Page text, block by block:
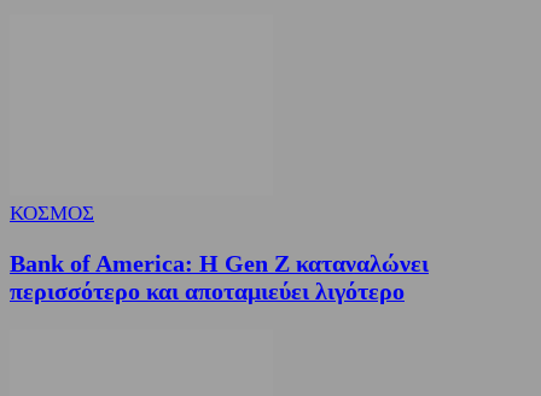
ΚΟΣΜΟΣ
Bank of America: Η Gen Z καταναλώνει
περισσότερο και αποταμιεύει λιγότερο